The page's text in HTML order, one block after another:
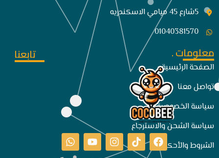
5شارع 45 ميامي الاسكندريه
01040381570
معلومات .
الصفحة الرئيسية
تواصل معنا
سياسة الخصوصية
سياسة الشحن والاسترجاع
الشروط والأحكام
تابعنا